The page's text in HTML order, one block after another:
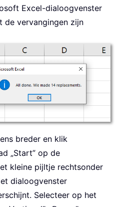
Excel-dialoogvenster
de vervangingen zijn
breder en klik
„Start” op de
kleine pijltje rechtsonder
dialoogvenster
Selecteer op het